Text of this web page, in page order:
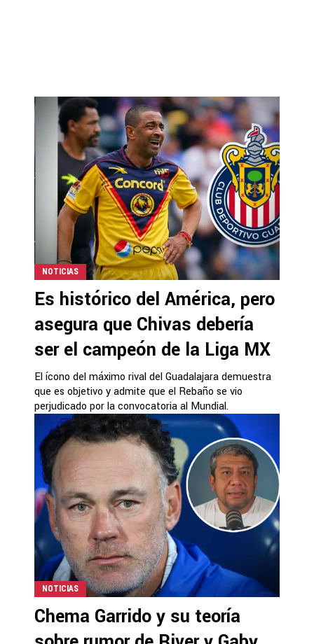
NOTICIAS
Es histórico del América, pero
asegura que Chivas debería
ser el campeón de la Liga MX
El ícono del máximo rival del Guadalajara demuestra
que es objetivo y admite que el Rebaño se vio
perjudicado por la convocatoria al Mundial.
NOTICIAS
Chema Garrido y su teoría